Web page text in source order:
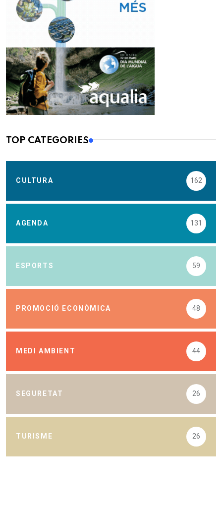
TOP CATEGORIES
CULTURA 162
AGENDA 131
ESPORTS 59
PROMOCIÓ ECONÒMICA 48
MEDI AMBIENT 44
SEGURETAT 26
TURISME 26